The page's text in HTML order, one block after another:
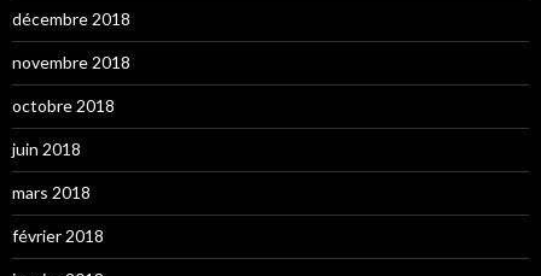
décembre 2018
novembre 2018
octobre 2018
juin 2018
mars 2018
février 2018